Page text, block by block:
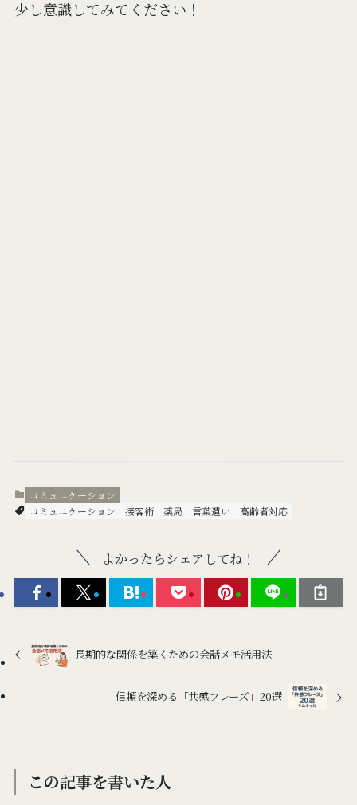
少し意識してみてください！
コミュニケーション
コミュニケーション
接客術 薬局 言葉遣い 高齢者対応
よかったらシェアしてね！
長期的な関係を築くための会話メモ活用法
信頼を深める「共感フレーズ」20選
この記事を書いた人